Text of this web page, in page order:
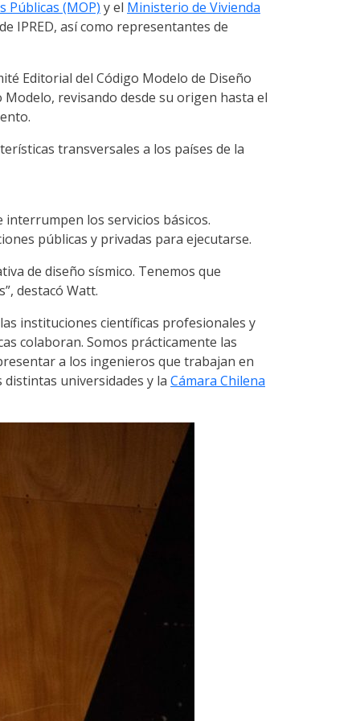
Públicas (MOP) y el Ministerio de Vivienda
IPRED, así como representantes de
Editorial del Código Modelo de Diseño
revisando desde su origen hasta el
transversales a los países de la
los servicios básicos.
públicas y privadas para ejecutarse.
de diseño sísmico. Tenemos que
destacó Watt.
instituciones científicas profesionales y
colaboran. Somos prácticamente las
a los ingenieros que trabajan en
distintas universidades y la Cámara Chilena